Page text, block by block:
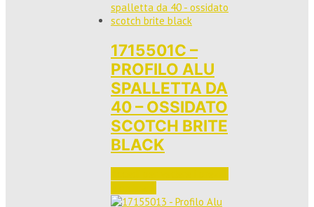
1715501C –
PROFILO ALU
SPALLETTA DA
40 – OSSIDATO
SCOTCH BRITE
BLACK